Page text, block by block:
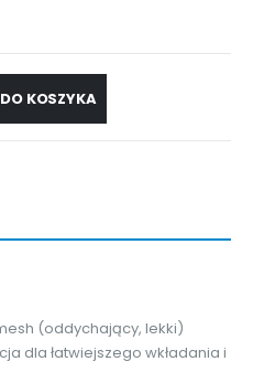
KOSZYKA
(oddychający, lekki)
dla łatwiejszego wkładania i